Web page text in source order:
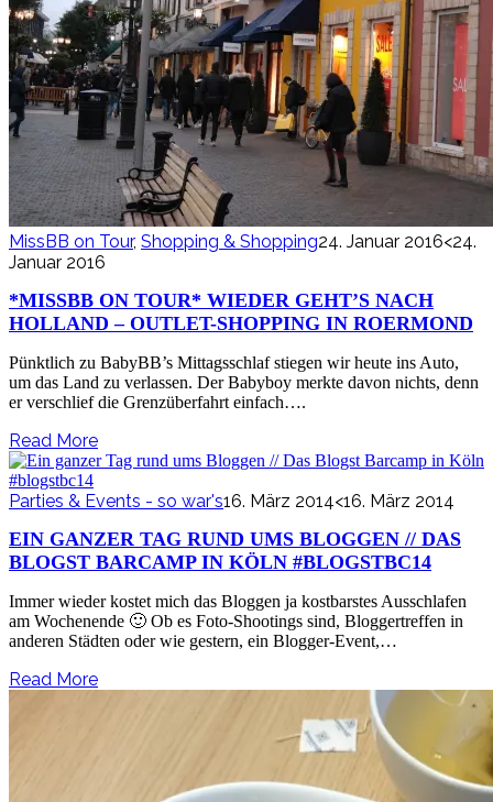
MissBB on Tour, Shopping & Shopping24. Januar 2016<24.
Januar 2016
*MISSBB ON TOUR* WIEDER GEHT’S NACH
HOLLAND – OUTLET-SHOPPING IN ROERMOND
Pünktlich zu BabyBB’s Mittagsschlaf stiegen wir heute ins Auto,
um das Land zu verlassen. Der Babyboy merkte davon nichts, denn
er verschlief die Grenzüberfahrt einfach….
Read More
Parties & Events - so war's16. März 2014<16. März 2014
EIN GANZER TAG RUND UMS BLOGGEN // DAS
BLOGST BARCAMP IN KÖLN #BLOGSTBC14
Immer wieder kostet mich das Bloggen ja kostbarstes Ausschlafen
am Wochenende 🙂 Ob es Foto-Shootings sind, Bloggertreffen in
anderen Städten oder wie gestern, ein Blogger-Event,…
Read More